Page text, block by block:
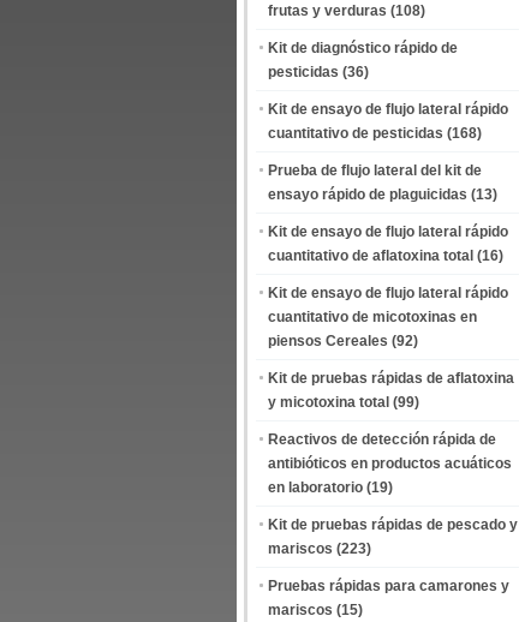
frutas y verduras (108)
Kit de diagnóstico rápido de
pesticidas (36)
Kit de ensayo de flujo lateral rápido
cuantitativo de pesticidas (168)
Prueba de flujo lateral del kit de
ensayo rápido de plaguicidas (13)
Kit de ensayo de flujo lateral rápido
cuantitativo de aflatoxina total (16)
Kit de ensayo de flujo lateral rápido
cuantitativo de micotoxinas en
piensos Cereales (92)
Kit de pruebas rápidas de aflatoxina
y micotoxina total (99)
Reactivos de detección rápida de
antibióticos en productos acuáticos
en laboratorio (19)
Kit de pruebas rápidas de pescado y
mariscos (223)
Pruebas rápidas para camarones y
mariscos (15)